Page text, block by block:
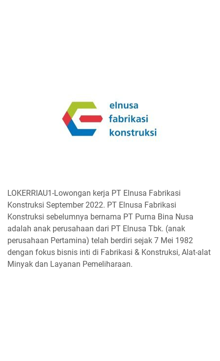
LOKERRIAU1-Lowongan kerja PT Elnusa Fabrikasi
Konstruksi September 2022. PT Elnusa Fabrikasi
Konstruksi sebelumnya bernama PT Purna Bina Nusa
adalah anak perusahaan dari PT Elnusa Tbk. (anak
perusahaan Pertamina) telah berdiri sejak 7 Mei 1982
dengan fokus bisnis inti di Fabrikasi & Konstruksi, Alat-alat
Minyak dan Layanan Pemeliharaan.